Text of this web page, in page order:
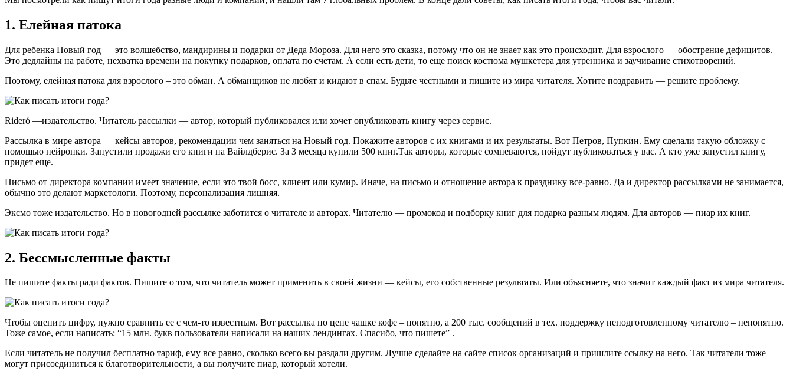
1. Елейная патока
Для ребенка Новый год — это волшебство, мандирины и подарки от Деда Мороза. Для него это сказка, потому что он не знает как это происходит. Для взрослого — обострение дефицитов.
Это дедлайны на работе, нехватка времени на покупку подарков, оплата по счетам. А если есть дети, то еще поиск костюма мушкетера для утренника и заучивание стихотворений.
Поэтому, елейная патока для взрослого – это обман. А обманщиков не любят и кидают в спам. Будьте честными и пишите из мира читателя. Хотите поздравить — решите проблему.
Rideró —издательство. Читатель рассылки — автор, который публиковался или хочет опубликовать книгу через сервис.
Рассылка в мире автора — кейсы авторов, рекомендации чем заняться на Новый год. Покажите авторов с их книгами и их результаты. Вот Петров, Пупкин. Ему сделали такую обложку с
помощью нейронки. Запустили продажи его книги на Вайлдберис. За 3 месяца купили 500 книг.Так авторы, которые сомневаются, пойдут публиковаться у вас. А кто уже запустил книгу,
придет еще.
Письмо от директора компании имеет значение, если это твой босс, клиент или кумир. Иначе, на письмо и отношение автора к празднику все-равно. Да и директор рассылками не занимается,
обычно это делают маркетологи. Поэтому, персонализация лишняя.
Эксмо тоже издательство. Но в новогодней рассылке заботится о читателе и авторах. Читателю — промокод и подборку книг для подарка разным людям. Для авторов — пиар их книг.
2. Бессмысленные факты
Не пишите факты ради фактов. Пишите о том, что читатель может применить в своей жизни — кейсы, его собственные результаты. Или объясняете, что значит каждый факт из мира читателя.
Чтобы оценить цифру, нужно сравнить ее с чем-то известным. Вот рассылка по цене чашке кофе – понятно, а 200 тыс. сообщений в тех. поддержку неподготовленному читателю – непонятно.
Тоже самое, если написать: “15 млн. букв пользователи написали на наших лендингах. Спасибо, что пишете” .
Если читатель не получил бесплатно тариф, ему все равно, сколько всего вы раздали другим. Лучше сделайте на сайте список организаций и пришлите ссылку на него. Так читатели тоже
могут присоединиться к благотворительности, а вы получите пиар, который хотели.